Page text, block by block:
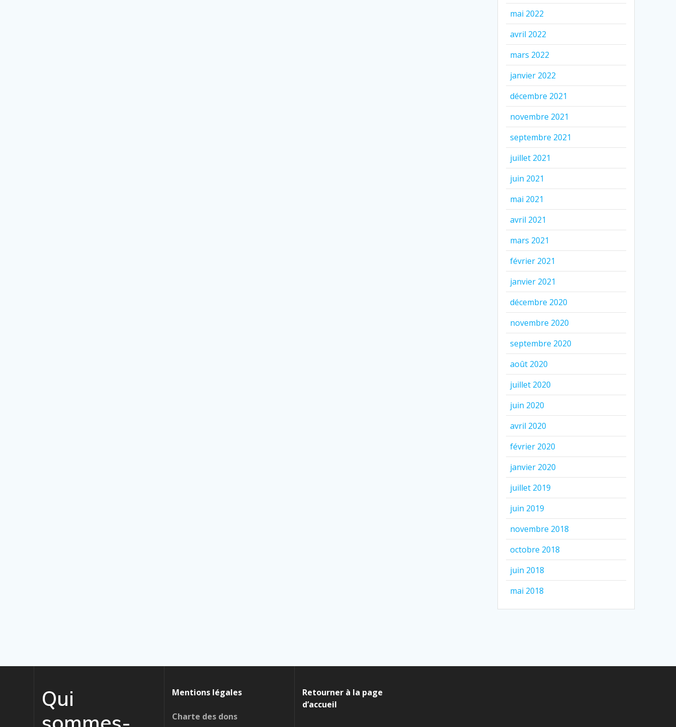
mai 2022
avril 2022
mars 2022
janvier 2022
décembre 2021
novembre 2021
septembre 2021
juillet 2021
juin 2021
mai 2021
avril 2021
mars 2021
février 2021
janvier 2021
décembre 2020
novembre 2020
septembre 2020
août 2020
juillet 2020
juin 2020
avril 2020
février 2020
janvier 2020
juillet 2019
juin 2019
novembre 2018
octobre 2018
juin 2018
mai 2018
Qui
Mentions légales
Charte des dons
Retourner à la page
d’accueil